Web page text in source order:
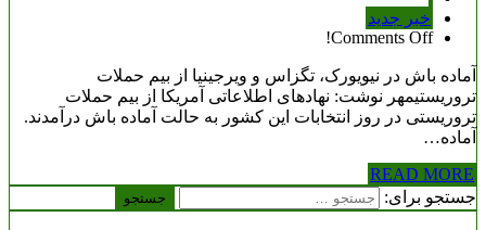
خبر جدید
Comments Off!
آماده باش در نیویورک، تگزاس و ویرجینیا از بیم حملات
تروریستیمهر نوشت: نهادهای اطلاعاتی آمریکا از بیم حملات
تروریستی در روز انتخابات این کشور به حالت آماده باش درآمدند.
آماده…
READ MORE
جستجو برای: